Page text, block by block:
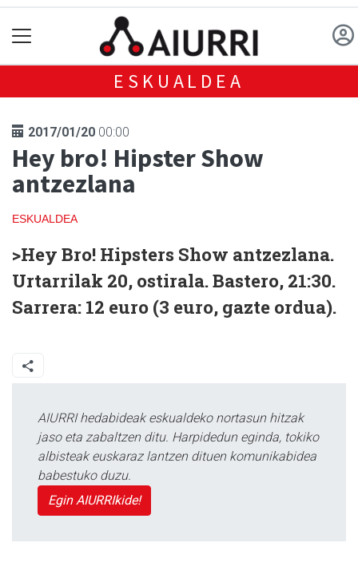
ESKUALDEA
2017/01/20 00:00
Hey bro! Hipster Show
antzezlana
ESKUALDEA
>Hey Bro! Hipsters Show antzezlana.
Urtarrilak 20, ostirala. Bastero, 21:30.
Sarrera: 12 euro (3 euro, gazte ordua).
AIURRI hedabideak eskualdeko nortasun hitzak
jaso eta zabaltzen ditu. Harpidedun eginda, tokiko
albisteak euskaraz lantzen dituen komunikabidea
babestuko duzu.
Egin AIURRIkide!